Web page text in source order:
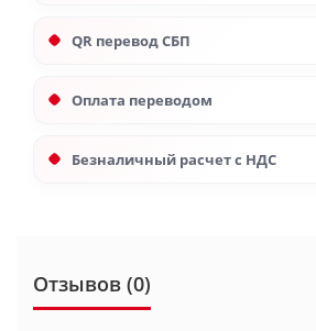
QR перевод СБП
Оплата переводом
Безналичный расчет с НДС
Отзывов (0)